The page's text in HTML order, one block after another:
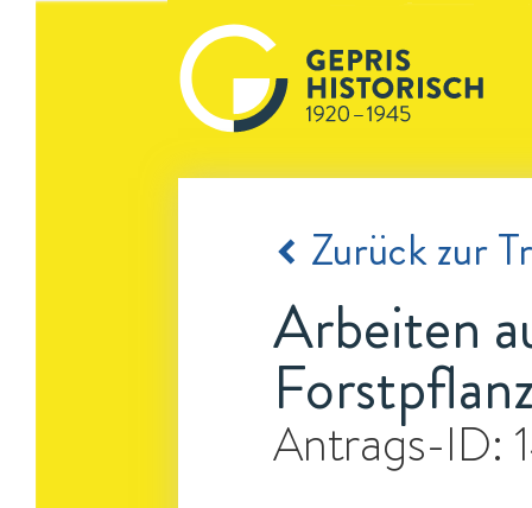
Zurück zur
Arbeiten
Antrags-ID: